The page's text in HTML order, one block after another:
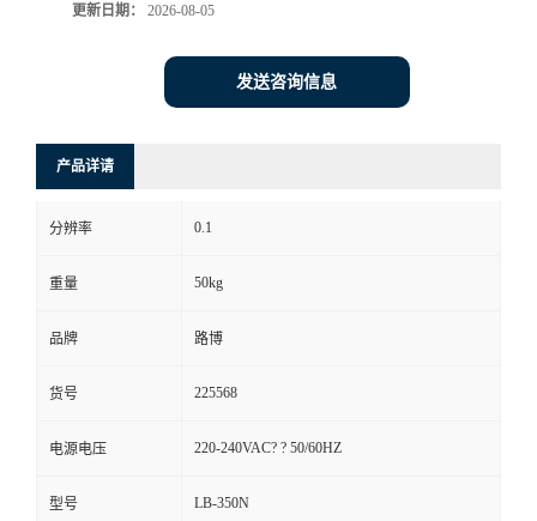
方
式
在
更新日期： 2026-08-05
发送咨询信息
产品详请
分辨率 0.1
重量 50kg
品牌 路博
货号 225568
电源电压 220-240VAC? ? 50/60HZ
型号 LB-350N